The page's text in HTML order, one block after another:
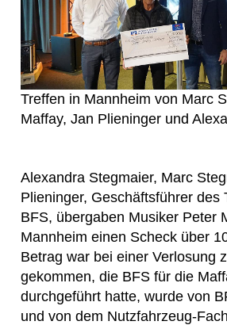
Treffen in Mannheim von Marc
Maffay, Jan Plieninger und
Alexandra Stegmaier, Marc
Plieninger, Geschäftsführer des
BFS, übergaben Musiker Peter
Mannheim einen Scheck über
Betrag war bei einer Verlosung
gekommen, die BFS für die
durchgeführt hatte, wurde von
und von dem Nutzfahrzeug-